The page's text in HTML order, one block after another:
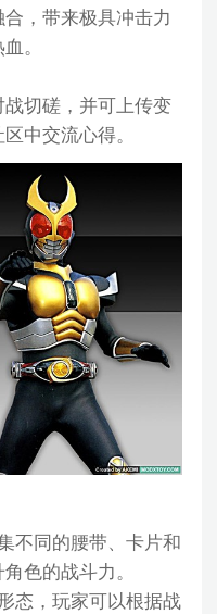
，带来极具冲击力
。
切磋，并可上传变
中交流心得。
不同的腰带、卡片和
色的战斗力。
态，玩家可以根据战